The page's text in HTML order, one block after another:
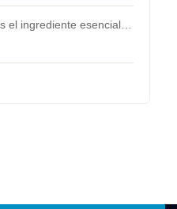
el ingrediente esencial…